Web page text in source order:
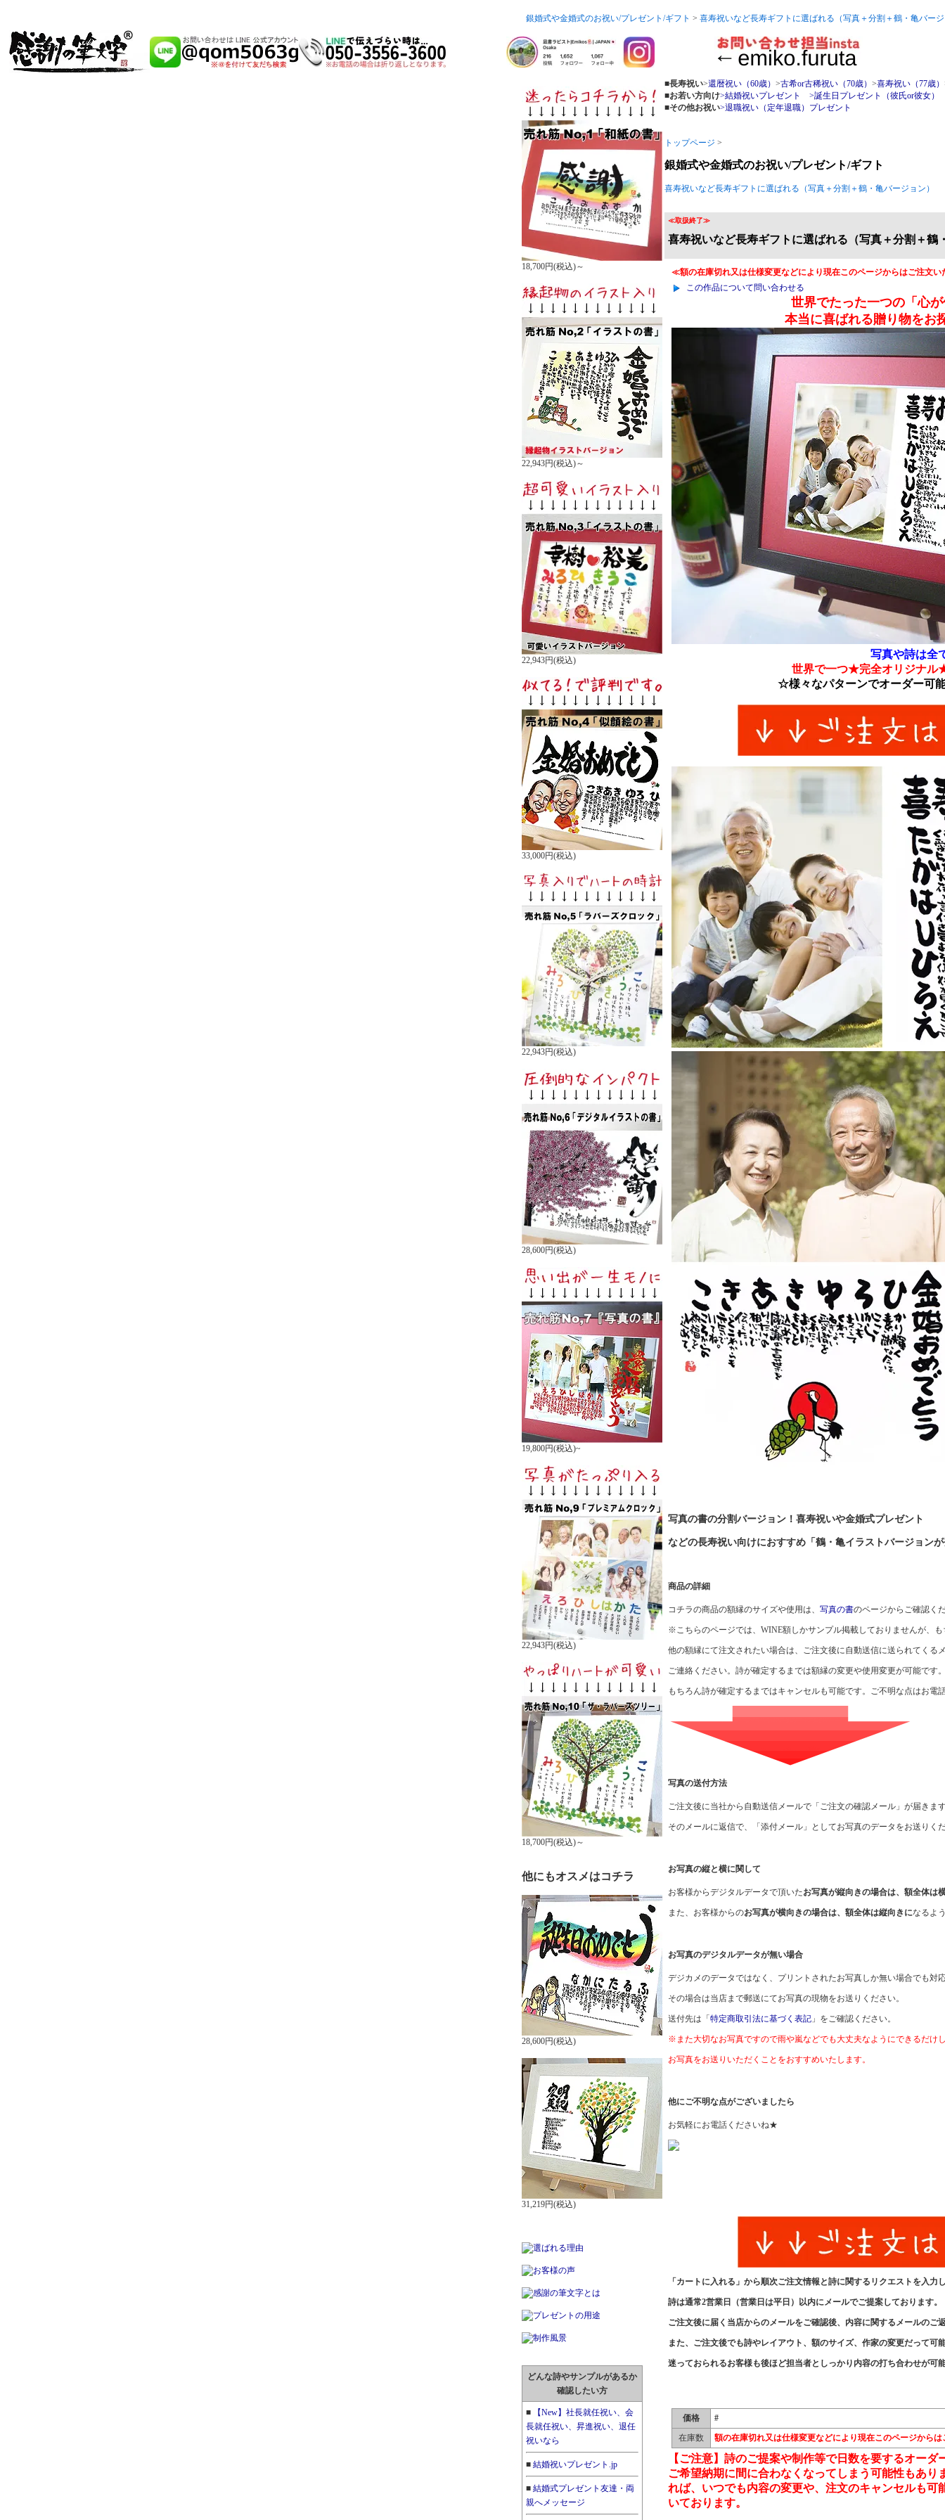
銀婚式や金婚式のお祝い/プレゼント/ギフト > 喜寿祝いなど長寿ギフトに選ばれる（写真＋分割＋鶴・亀バー
18,700円(税込)～
22,943円(税込)～
22,943円(税込)
33,000円(税込)
22,943円(税込)
28,600円(税込)
19,800円(税込)~
22,943円(税込)
18,700円(税込)～
他にもオスメはコチラ
28,600円(税込)
31,219円(税込)
どんな詩やサンプルがあるか
確認したい方
■【New】社長就任祝い、会
長就任祝い、昇進祝い、退任
祝いなら
■結婚祝いプレゼント.jp
■結婚式プレゼント友達・両
親へメッセージ
■長寿祝い>還暦祝い（60歳） >古希or古稀祝い（70歳） >喜寿祝い（77歳）
■お若い方向け>結婚祝いプレゼント
>誕生日プレゼント（彼氏or彼女）
■その他お祝い>退職祝い（定年退職）プレゼント
トップページ >
銀婚式や金婚式のお祝い/プレゼント/ギフト
喜寿祝いなど長寿ギフトに選ばれる（写真＋分割＋鶴・亀バージョン）
≪取扱終了≫
喜寿祝いなど長寿ギフトに選ばれる（写真＋分割＋鶴
≪額の在庫切れ又は仕様変更などにより現在このページからはご注文
この作品について問い合わせる
世界でたった一つの「心
本当に喜ばれる贈り物をお
写真や詩は全
世界で一つ★完全オリジナ
☆様々なパターンでオーダー可
写真の書の分割バージョン！喜寿祝いや金婚式プレゼント
などの長寿祝い向けにおすすめ「鶴・亀イラストバージョン
商品の詳細
コチラの商品の額縁のサイズや使用は、 写真の書のページからご確認く
※こちらのページでは、WINE額しかサンプル掲載しておりませんが、
他の額縁にて注文されたい場合は、ご注文後に自動送信に送られてくる
ご連絡ください。詩が確定するまでは額縁の変更や使用変更が可能です
もちろん詩が確定するまではキャンセルも可能です。ご不明な点はお電
写真の送付方法
ご注文後に当社から自動送信メールで「ご注文の確認メール」が届きま
そのメールに返信で、「添付メール」としてお写真のデータをお送りく
お写真の縦と横に関して
お客様からデジタルデータで頂いたお写真が縦向きの場合は、額全体は
また、お客様からのお写真が横向きの場合は、額全体は縦向きになるよ
お写真のデジタルデータが無い場合
デジカメのデータではなく、プリントされたお写真しか無い場合でも対
その場合は当店まで郵送にてお写真の現物をお送りください。
送付先は「 特定商取引法に基づく表記」をご確認ください。
※また大切なお写真ですので雨や嵐などでも大丈夫なようにできるだけ
お写真をお送りいただくことをおすすめいたします。
他にご不明な点がございましたら
お気軽にお電話くださいね★
「カートに入れる」から順次ご注文情報と詩に関するリクエストを入力
詩は通常2営業日 （営業日は平日）以内にメールでご提案しております。
ご注文後に届く当店からのメールをご確認後、内容に関するメールのご
また、ご注文後でも詩やレイアウト、額のサイズ、作家の変更だって可
迷っておられるお客様も後ほど担当者としっかり内容の打ち合わせが可
価格
#
在庫数
額の在庫切れ又は仕様変更などにより現在このページから
【ご注意】詩のご提案や制作等で日数を要するオー
ご希望納期に間に合わなくなってしまう可能性もあ
れば、いつでも内容の変更や、注文のキャンセルも
いております。